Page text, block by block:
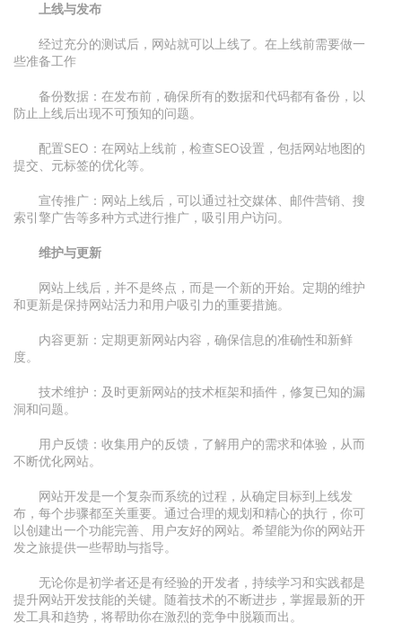
上线与发布
经过充分的测试后，网站就可以上线了。在上线前需要做一
些准备工作
备份数据：在发布前，确保所有的数据和代码都有备份，以
防止上线后出现不可预知的问题。
配置SEO：在网站上线前，检查SEO设置，包括网站地图的
提交、元标签的优化等。
宣传推广：网站上线后，可以通过社交媒体、邮件营销、搜
索引擎广告等多种方式进行推广，吸引用户访问。
维护与更新
网站上线后，并不是终点，而是一个新的开始。定期的维护
和更新是保持网站活力和用户吸引力的重要措施。
内容更新：定期更新网站内容，确保信息的准确性和新鲜
度。
技术维护：及时更新网站的技术框架和插件，修复已知的漏
洞和问题。
用户反馈：收集用户的反馈，了解用户的需求和体验，从而
不断优化网站。
网站开发是一个复杂而系统的过程，从确定目标到上线发
布，每个步骤都至关重要。通过合理的规划和精心的执行，你可
以创建出一个功能完善、用户友好的网站。希望能为你的网站开
发之旅提供一些帮助与指导。
无论你是初学者还是有经验的开发者，持续学习和实践都是
提升网站开发技能的关键。随着技术的不断进步，掌握最新的开
发工具和趋势，将帮助你在激烈的竞争中脱颖而出。